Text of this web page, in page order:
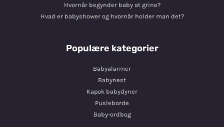
Hvornår begynder baby at grine?
Hvad er babyshower og hvornår holder man det?
Populære kategorier
Babyalarmer
Babynest
Kapok babydyner
Pusleborde
Baby-ordbog